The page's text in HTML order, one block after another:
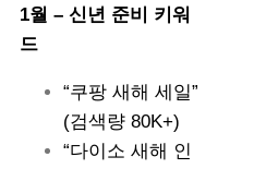
1월 – 신년 준비 키워
드
“쿠팡 새해 세일”
(검색량 80K+)
“다이소 새해 인